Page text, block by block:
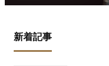
新着記事